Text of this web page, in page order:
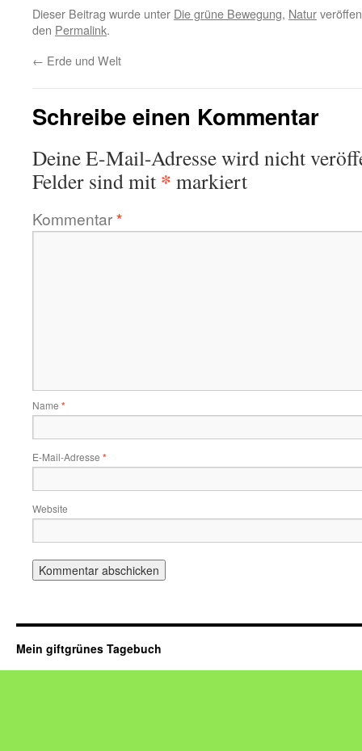
Dieser Beitrag wurde unter Die grüne Bewegung, Natur
den Permalink.
← Erde und Welt
Schreibe einen Kommentar
Deine E-Mail-Adresse wird nicht
Felder sind mit * markiert
Kommentar*
Name *
E-Mail-Adresse *
Website
Mein giftgrünes Tagebuch